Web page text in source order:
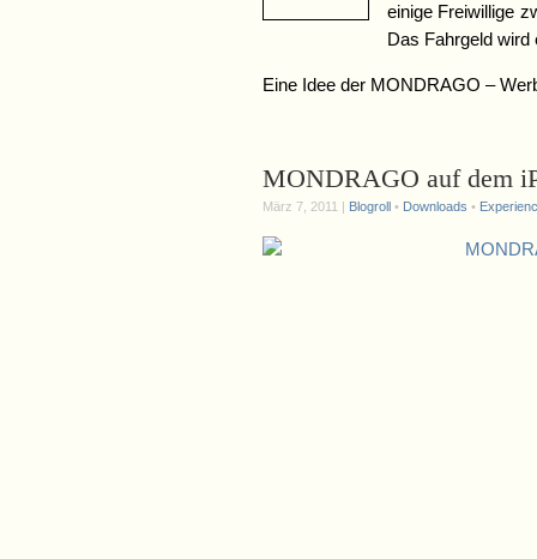
einige Freiwillige
Das Fahrgeld
Eine Idee der MONDRAGO –
MONDRAGO auf dem
März 7, 2011 | Blogroll • Downloads •